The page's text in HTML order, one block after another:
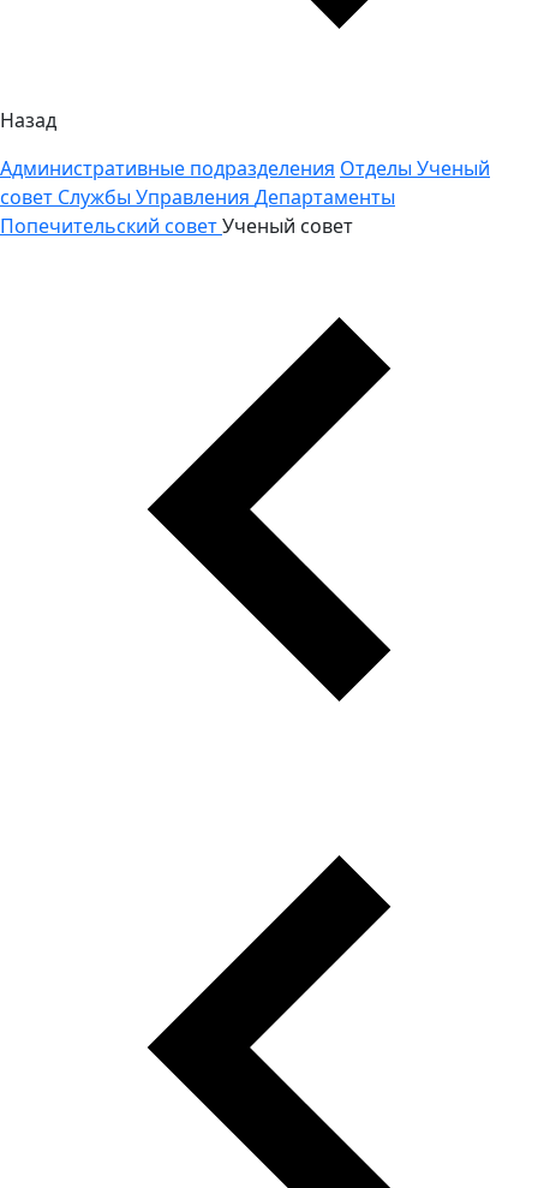
Назад
Административные подразделения Отделы Ученый
совет Службы Управления Департаменты
Попечительский советУченый совет